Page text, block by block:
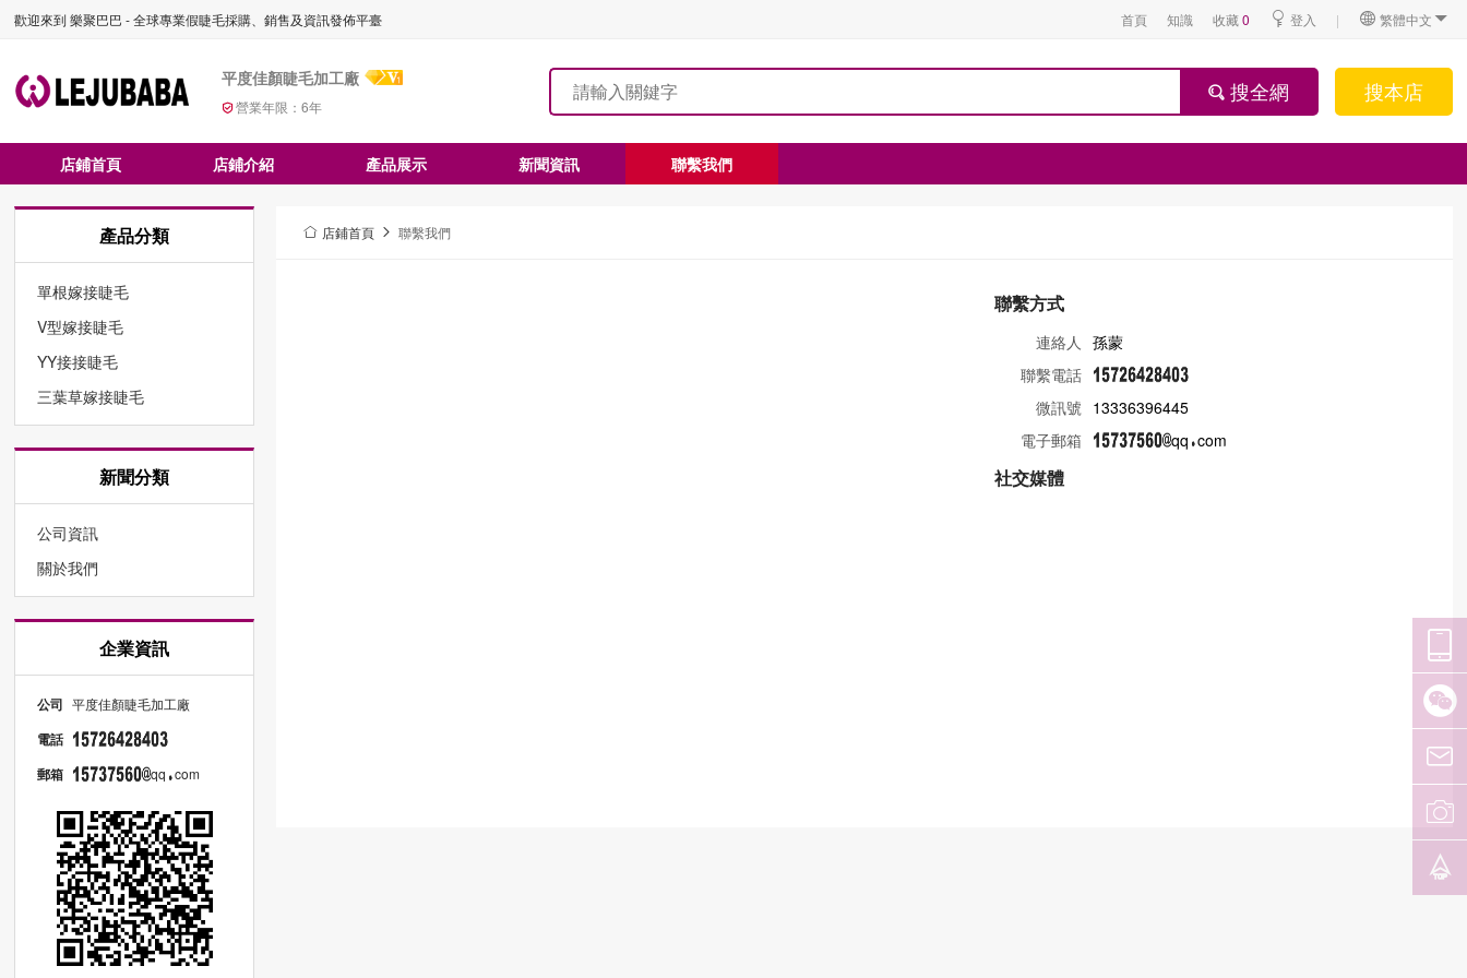
歡迎來到 樂聚巴巴 - 全球專業假睫毛採購、銷售及資訊發佈平臺 首頁 知識 收藏0 登入 | 繁體中文
平度佳顏睫毛加工廠
營業年限：6年
搜全網 搜本店
店鋪首頁 店鋪介紹 產品展示 新聞資訊 聯繫我們
產品分類
單根嫁接睫毛
V型嫁接睫毛
YY接接睫毛
三葉草嫁接睫毛
新聞分類
公司資訊
關於我們
企業資訊
公司 平度佳顏睫毛加工廠
電話
郵箱
qq com
店鋪首頁 聯繫我們
聯繫方式
連絡人 孫蒙
聯繫電話
微訊號 13336396445
電子郵箱
qq com
社交媒體